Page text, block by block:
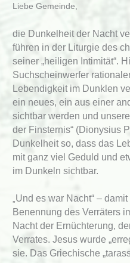
Liebe Gemeinde,
die Dunkelheit der Nacht
führen in der Liturgie des
seiner „heiligen Intimität“.
Suchscheinwerfer
Lebendigkeit im Dunklen
ein neues, ein aus einer
sichtbar werden und
der Finsternis“ (Dionysius
Dunkelheit so, dass das
mit ganz viel Geduld und
im Dunkeln sichtbar.
„Und es war Nacht“ –
Benennung des Verräters
Nacht der Ernüchterung,
Verrates. Jesus wurde
sie. Das Griechische